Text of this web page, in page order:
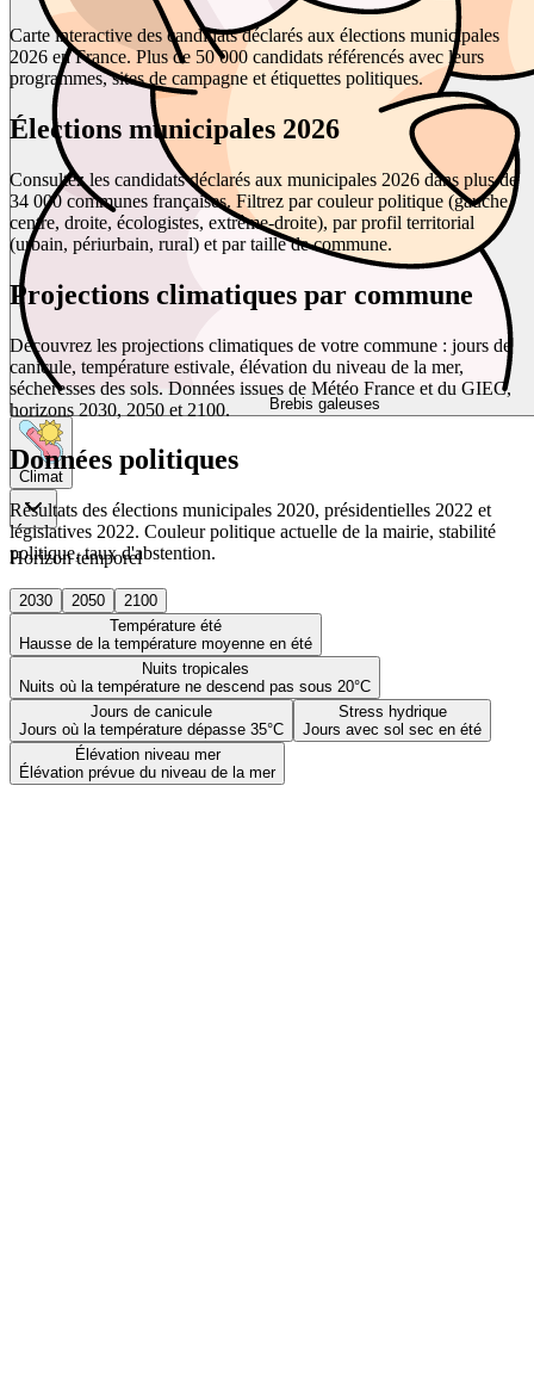
Brebis galeuses
Climat
Horizon temporel
2030 2050
2100
Température été
Hausse de la température moyenne en été
Nuits tropicales
Nuits où la température ne descend pas sous 20°C
Jours de canicule
Jours où la température dépasse 35°C
Stress hydrique
Jours avec sol sec en été
Élévation niveau mer
Élévation prévue du niveau de la mer
Carte interactive des candidats déclarés aux élections municipales
2026 en France. Plus de 50 000 candidats référencés avec leurs
programmes, sites de campagne et étiquettes politiques.
Élections municipales 2026
Consultez les candidats déclarés aux municipales 2026 dans plus de
34 000 communes françaises. Filtrez par couleur politique (gauche,
centre, droite, écologistes, extrême-droite), par profil territorial
(urbain, périurbain, rural) et par taille de commune.
Projections climatiques par commune
Découvrez les projections climatiques de votre commune : jours de
canicule, température estivale, élévation du niveau de la mer,
sécheresses des sols. Données issues de Météo France et du GIEC,
horizons 2030, 2050 et 2100.
Données politiques
Résultats des élections municipales 2020, présidentielles 2022 et
législatives 2022. Couleur politique actuelle de la mairie, stabilité
politique, taux d'abstention.